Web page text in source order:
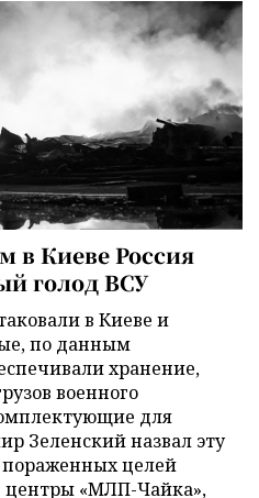
в Киеве Россия
голод ВСУ
в Киеве и
по данным
хранение,
военного
для
Зеленский назвал эту
пораженных целей
центры «МЛП-Чайка»,